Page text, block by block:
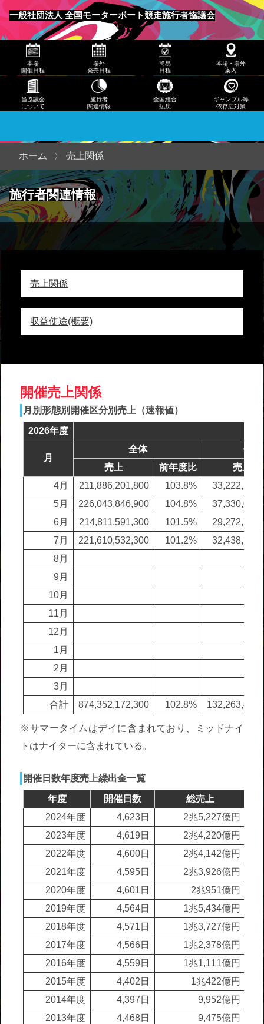
一般社団法人 全国モーターボート競走施行者協議会
メニュー
発売
日程
日程
本
場・
当協
議会
につ
いて
報
全国
ンブ
依存
症対
策
本場
開催日程
場外
発売日程
簡易
日程
本場・場外
案内
当協議会
について
施行者
関連情報
全国総合
払戻
ギャンブル等
依存症対策
施行者関連情報
ホーム 売上関係
売上関係
収益使途(概要)
開催売上関係
月別形態別開催区分別売上（速報値）
2026年度
月
全体
モー
売上
前年度比
売上
4月
211,886,201,800 103.8%
5月
226,043,846,900 104.8%
6月
214,811,591,300 101.5%
7月
221,610,532,300 101.2%
8月
9月
10月
11月
12月
1月
2月
3月
合計
874,352,172,300 102.8%
※サマータイムはデイに含まれており、ミッドナイ
トはナイターに含まれている。
開催日数年度売上繰出金一覧
年度
開催日数
総売上
2024年度
4,623日
2兆5,227億円
2023年度
4,619日
2兆4,220億円
2022年度
4,600日
2兆4,142億円
2021年度
4,595日
2兆3,926億円
2020年度
4,601日
2兆951億円
2019年度
4,564日
1兆5,434億円
2018年度
4,571日
1兆3,727億円
2017年度
4,566日
1兆2,378億円
2016年度
4,559日
1兆1,111億円
2015年度
4,402日
1兆422億円
2014年度
4,397日
9,952億円
2013年度
4,468日
9,475億円